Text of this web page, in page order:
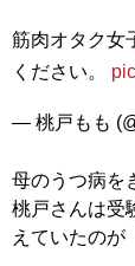
筋肉オタク女
ください。
— 桃戸もも
母のうつ病を
桃戸さんは受
えていたのが